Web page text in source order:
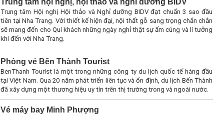
Trung tâm hội nghị, hội thảo và nghĩ dưỡng BIDV
Trung tâm Hội nghị Hội thảo và Nghỉ dưỡng BIDV đạt chuẩn 3 sao đầu
tiên tại Nha Trang. Với thiết kế hiện đại, nội thất gỗ sang trọng chắn chắn
sẽ mang đến cho Quí khách những ngày nghỉ thật sự ấm cúng và lí tưởng
khi đến với Nha Trang.
Phòng vé Bến Thành Tourist
BenThanh Tourist là một trong những công ty du lịch quốc tế hàng đầu
tại Việt Nam. Qua 20 năm phát triển liên tục và ổn định, du lịch Bến Thành
đã xây dựng một thương hiệu uy tín trên thị trường trong và ngoài nước.
Vé máy bay Minh Phượng